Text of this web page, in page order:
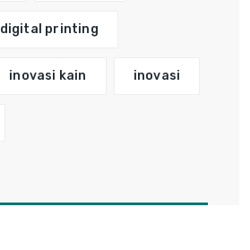
digital printing
inovasi kain inovasi